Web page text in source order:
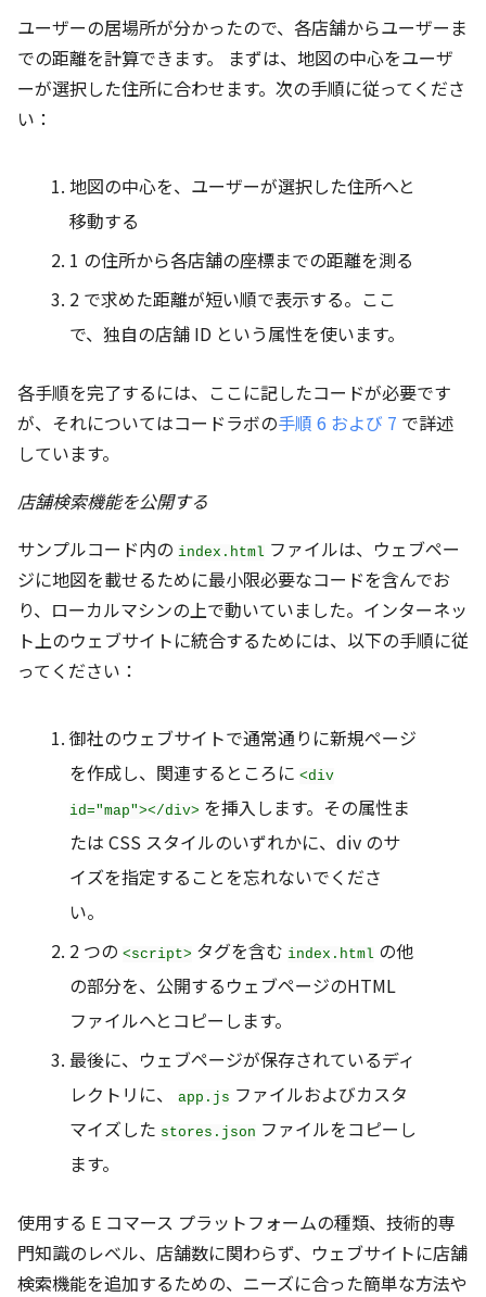
ユーザーの居場所が分かったので、各店舗からユーザーま
での距離を計算できます。 まずは、地図の中心をユーザ
ーが選択した住所に合わせます。次の手順に従ってくださ
い：
地図の中心を、ユーザーが選択した住所へと
移動する
1 の住所から各店舗の座標までの距離を測る
2 で求めた距離が短い順で表示する。ここ
で、独自の店舗 ID という属性を使います。
各手順を完了するには、ここに記したコードが必要です
が、それについてはコードラボの手順 6 および 7 で詳述
しています。
店舗検索機能を公開する
サンプルコード内の index.html ファイルは、ウェブペー
ジに地図を載せるために最小限必要なコードを含んでお
り、ローカルマシンの上で動いていました。インターネッ
ト上のウェブサイトに統合するためには、以下の手順に従
ってください：
御社のウェブサイトで通常通りに新規ページ
を作成し、関連するところに <div
id="map"></div> を挿入します。その属性ま
たは CSS スタイルのいずれかに、div のサ
イズを指定することを忘れないでくださ
い。
2 つの <script> タグを含む index.html の他
の部分を、公開するウェブページのHTML
ファイルへとコピーします。
最後に、ウェブページが保存されているディ
レクトリに、
app.js ファイルおよびカスタ
マイズした stores.json ファイルをコピーし
ます。
使用する E コマース プラットフォームの種類、技術的専
門知識のレベル、店舗数に関わらず、ウェブサイトに店舗
検索機能を追加するための、ニーズに合った簡単な方法や